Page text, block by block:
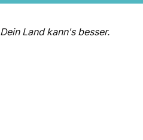
Dein Land kann's besser.